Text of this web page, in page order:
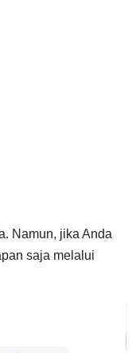
Namun, jika Anda
saja melalui